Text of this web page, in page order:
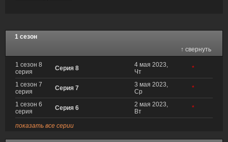
1 сезон
↑ свернуть
1 сезон 8
серия
Серия 8
4 мая 2023,
Чт
*
1 сезон 7
серия
Серия 7
3 мая 2023,
Ср
*
1 сезон 6
серия
Серия 6
2 мая 2023,
Вт
*
показать все серии